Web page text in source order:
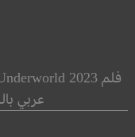
عربي